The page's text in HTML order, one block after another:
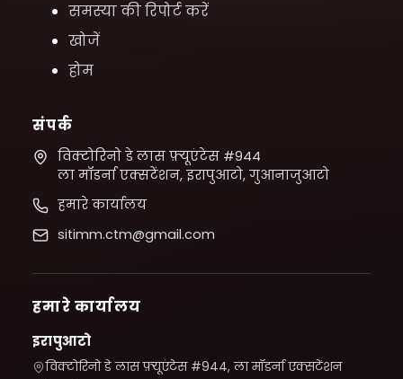
समस्या की रिपोर्ट करें
खोजें
होम
संपर्क
विक्टोरिनो डे लास फ़्यूएंटेस #944
ला मॉडर्ना एक्सटेंशन, इरापुआटो, गुआनाजुआटो
हमारे कार्यालय
sitimm.ctm@gmail.com
हमारे कार्यालय
इरापुआटो
विक्टोरिनो डे लास फ़्यूएंटेस #944, ला मॉडर्ना एक्सटेंशन